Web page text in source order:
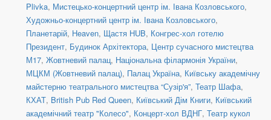
Plivka, Мистецько-концертний центр ім. Івана Козловського,
Художньо-концертний центр ім. Івана Козловського,
Планетарій, Heaven, Щастя HUB, Конгрес-хол готелю
Президент, Будинок Архітектора, Центр сучасного мистецтва
М17, Жовтневий палац, Національна філармонія України,
МЦКМ (Жовтневий палац), Палац Україна, Київську академічну
майстерню театрального мистецтва “Сузір'я”, Театр Шафа,
КХАТ, British Pub Red Queen, Київський Дім Книги, Київський
академічний театр "Колесо", Концерт-хол ВДНГ, Театр кукол